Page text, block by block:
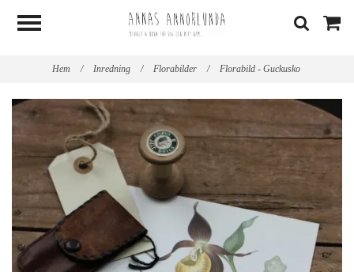
Hem / Inredning / Florabilder / Florabild - Guckusko